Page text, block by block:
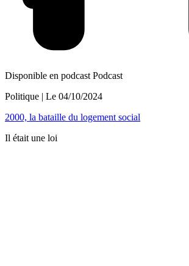
Disponible en podcast Podcast
Politique | Le 04/10/2024
2000, la bataille du logement social
Il était une loi